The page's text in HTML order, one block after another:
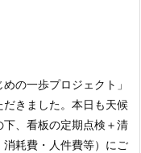
の一歩プロジェクト」
きました。 本日も天候
、 看板の定期点検＋清
耗費・人件費等）にご